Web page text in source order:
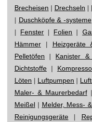
Brecheisen | Drechseln |
| Duschköpfe & -systeme
| Fenster | Folien |
Hämmer | Heizgeräte
Pelletöfen | Kanister &
Dichtstoffe |
Löten | Luftpumpen |
Maler- & Maurerbedarf |
Meißel | Melder, Mess-
Reinigungsgeräte |